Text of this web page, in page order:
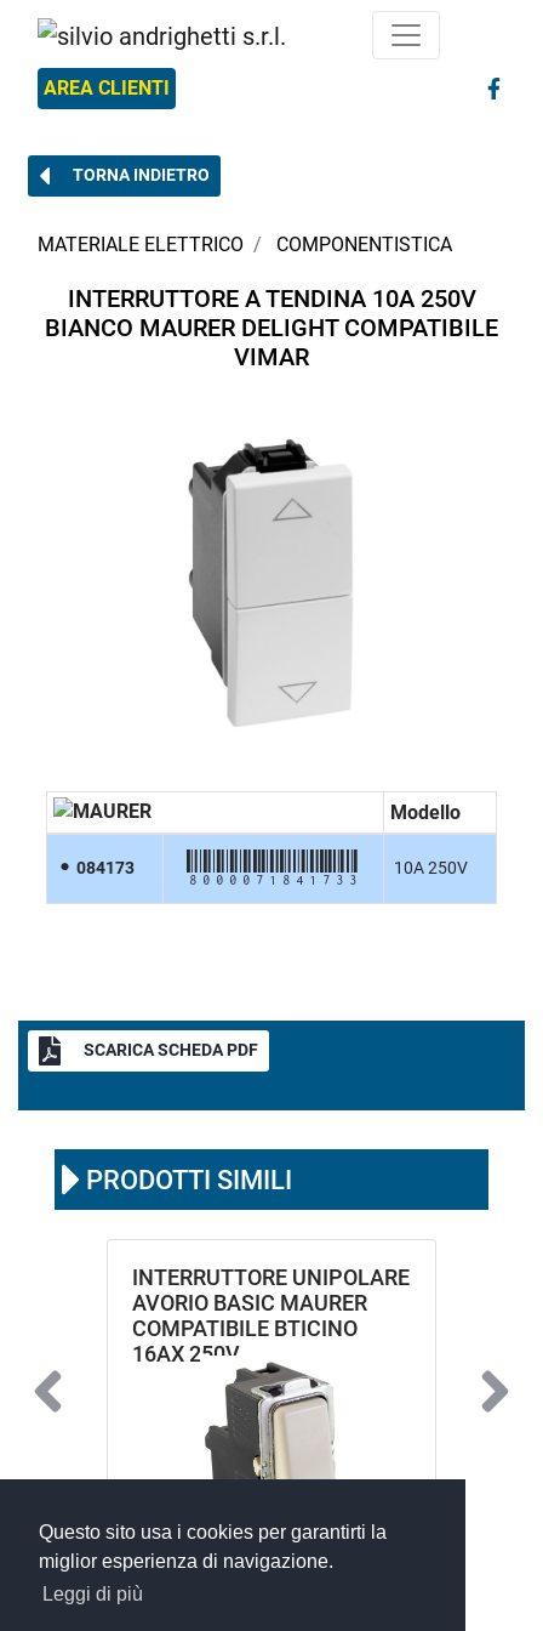
Questo sito usa i cookies per garantirti la
miglior esperienza di navigazione.
Leggi di più
AREA CLIENTI
TORNA INDIETRO
MATERIALE ELETTRICO COMPONENTISTICA
INTERRUTTORE A TENDINA 10A 250V
BIANCO MAURER DELIGHT COMPATIBILE
VIMAR
Modello
084173 8000071841733 10A 250V
SCARICA SCHEDA PDF
PRODOTTI SIMILI
INTERRUTTORE UNIPOLARE
AVORIO BASIC MAURER
COMPATIBILE BTICINO
16AX 250V